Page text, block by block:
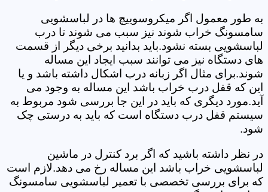
به طور معمول اگر میکروسوییچ ها در لباسشویی
سامسونگ خراب شوند نیز سبب می شوند تا درب
لباسشویی بسته نشود.باید بدانید برخی دیگر از قسمت
های دستگاه نیز می توانند سبب ایجاد این مساله
شوند.برای مثال اگر زبانه درب اشکال داشته باشد و یا
این که قفل درب خراب باشد این مساله به وجود می
آید.مورد دیگری که باید در این جا بررسی شود مربوط به
سیستم قفل درب دستگاه است که باید به درستی چک
شود.
در نظر داشته باشید که اگر برد کنترل در ماشین
لباسشویی خراب باشد این مساله رخ می دهد.لازم است
که برای بررسی تخصصی با تعمیر لباسشویی سامسونگ